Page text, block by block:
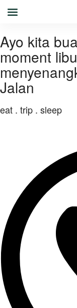
Ayo kita
moment
Jalan
eat . trip . sleep